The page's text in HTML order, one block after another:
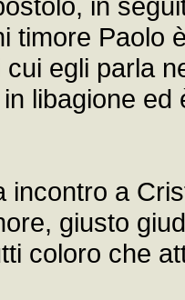
timore Paolo
egli parla
libagione
incontro a
giusto
coloro che